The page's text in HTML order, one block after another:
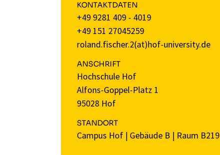
KONTAKTDATEN
+49 9281 409 - 4019
+49 151 27045259
roland.fischer.2(at)hof-university.de
ANSCHRIFT
Hochschule Hof
Alfons-Goppel-Platz 1
95028 Hof
STANDORT
Campus Hof | Gebäude B | Raum B219